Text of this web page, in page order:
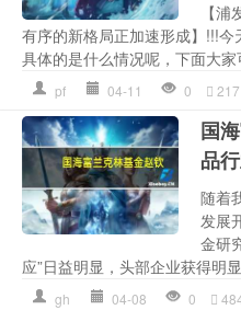
【
有序的新格局正加速形成】!!!
具体的是什么情况呢，下面大
pf 04-11 0 217
国
品
随着
发展
金研
应”日益明显，头部企业获得明
gh 04-08 0